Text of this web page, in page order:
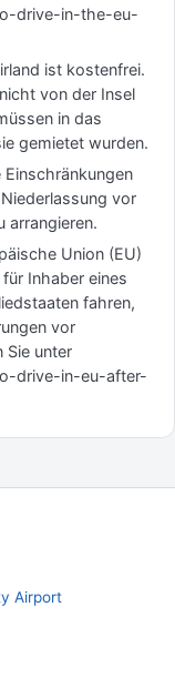
drive-in-the-eu-
ist kostenfrei.
von der Insel
in das
gemietet wurden.
vor
arrangieren.
Union (EU)
Inhaber eines
fahren,
vor
Sie unter
drive-in-eu-after-
Airport